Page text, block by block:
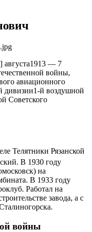
августа1913 — 7
войны,
авиационного
дивизии1-й воздушной
Советского
Телятники Рязанской
В 1930 году
на
В 1933 году
Работал на
завода, а с
войны